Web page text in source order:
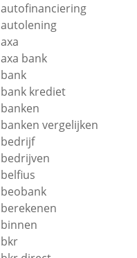
autofinanciering
autolening
axa
axa bank
bank
bank krediet
banken
banken vergelijken
bedrijf
bedrijven
belfius
beobank
berekenen
binnen
bkr